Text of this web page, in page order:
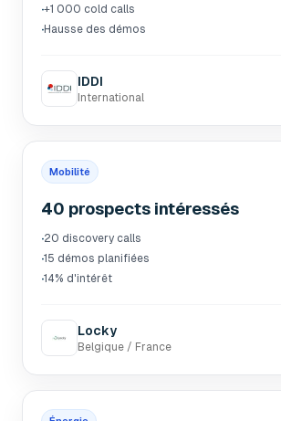
·+1 000 cold calls
·Hausse des démos
IDDI
International
Mobilité
40 prospects intéressés
·20 discovery calls
·15 démos planifiées
·14% d'intérêt
Locky
Belgique / France